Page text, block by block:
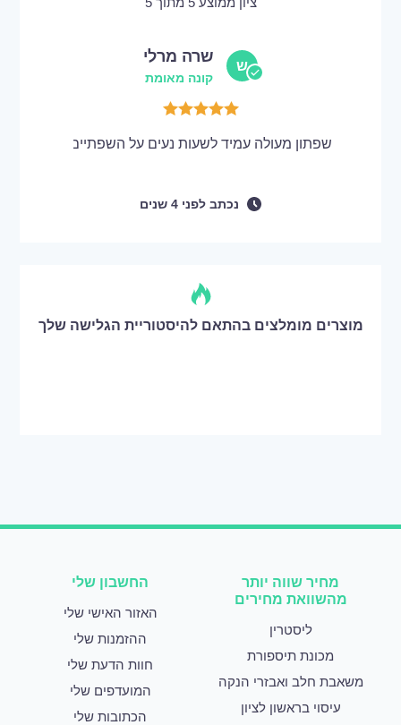
ש
שרה מרלי
קונה מאומת
שפתון מעולה עמיד לשעות נעים על השפתיים
נכתב לפני
מוצרים מומלצים בהתאם להיסטוריית הגלישה שלך
מחיר שווה יותר
מהשוואת מחירים
ליסטרין
מכונת תיספורת
משאבת חלב ואבזרי הנקה
עיסוי בראשון לציון
החשבון שלי
האזור האישי שלי
ההזמנות שלי
חוות הדעת שלי
המועדפים שלי
הכתובות שלי